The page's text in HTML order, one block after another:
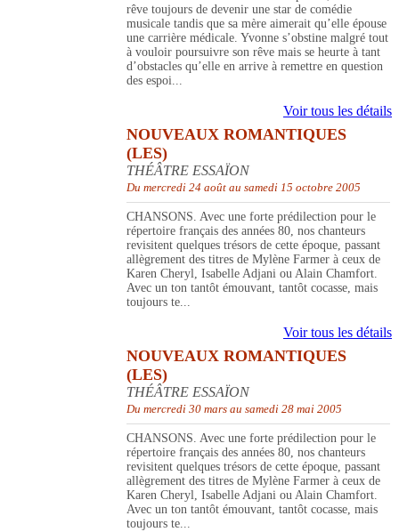
rêve toujours de devenir une star de comédie
musicale tandis que sa mère aimerait qu’elle épouse
une carrière médicale. Yvonne s’obstine malgré tout
à vouloir poursuivre son rêve mais se heurte à tant
d’obstacles qu’elle en arrive à remettre en question
des espoi...
Voir tous les détails
NOUVEAUX ROMANTIQUES
(LES)
THÉÂTRE ESSAÏON
Du mercredi 24 août au samedi 15 octobre 2005
CHANSONS. Avec une forte prédilection pour le
répertoire français des années 80, nos chanteurs
revisitent quelques trésors de cette époque, passant
allègrement des titres de Mylène Farmer à ceux de
Karen Cheryl, Isabelle Adjani ou Alain Chamfort.
Avec un ton tantôt émouvant, tantôt cocasse, mais
toujours te...
Voir tous les détails
NOUVEAUX ROMANTIQUES
(LES)
THÉÂTRE ESSAÏON
Du mercredi 30 mars au samedi 28 mai 2005
CHANSONS. Avec une forte prédilection pour le
répertoire français des années 80, nos chanteurs
revisitent quelques trésors de cette époque, passant
allègrement des titres de Mylène Farmer à ceux de
Karen Cheryl, Isabelle Adjani ou Alain Chamfort.
Avec un ton tantôt émouvant, tantôt cocasse, mais
toujours te...